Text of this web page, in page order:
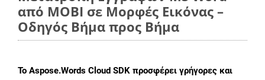
από MOBI σε Μορφές Εικόνας –
Οδηγός Βήμα προς Βήμα
Το Aspose.Words Cloud SDK προσφέρει γρήγορες και